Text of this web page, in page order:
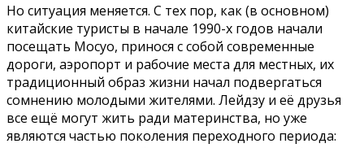
Но ситуация меняется. С тех пор, как (в основном)
китайские туристы в начале 1990-х годов начали
посещать Мосуо, принося с собой современные
дороги, аэропорт и рабочие места для местных, их
традиционный образ жизни начал подвергаться
сомнению молодыми жителями. Лейдзу и её друзья
все ещё могут жить ради материнства, но уже
являются частью поколения переходного периода: